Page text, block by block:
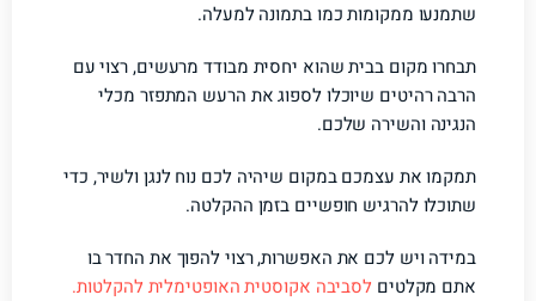
שתמנעו ממקומות כמו בתמונה למעלה.
תבחרו מקום בבית שהוא יחסית מבודד מרעשים, רצוי עם
הרבה רהיטים שיוכלו לספוג את הרעש המתפזר מכלי
הנגינה והשירה שלכם.
תמקמו את עצמכם במקום שיהיה לכם נוח לנגן ולשיר, כדי
שתוכלו להרגיש חופשיים בזמן ההקלטה.
במידה ויש לכם את האפשרות, רצוי להפוך את החדר בו
אתם מקלטים לסביבה אקוסטית האופטימלית להקלטות.